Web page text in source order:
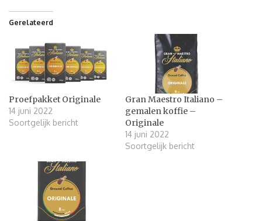
Gerelateerd
Proefpakket Originale
14 juni 2022
Soortgelijk bericht
Gran Maestro Italiano –
gemalen koffie –
Originale
14 juni 2022
Soortgelijk bericht